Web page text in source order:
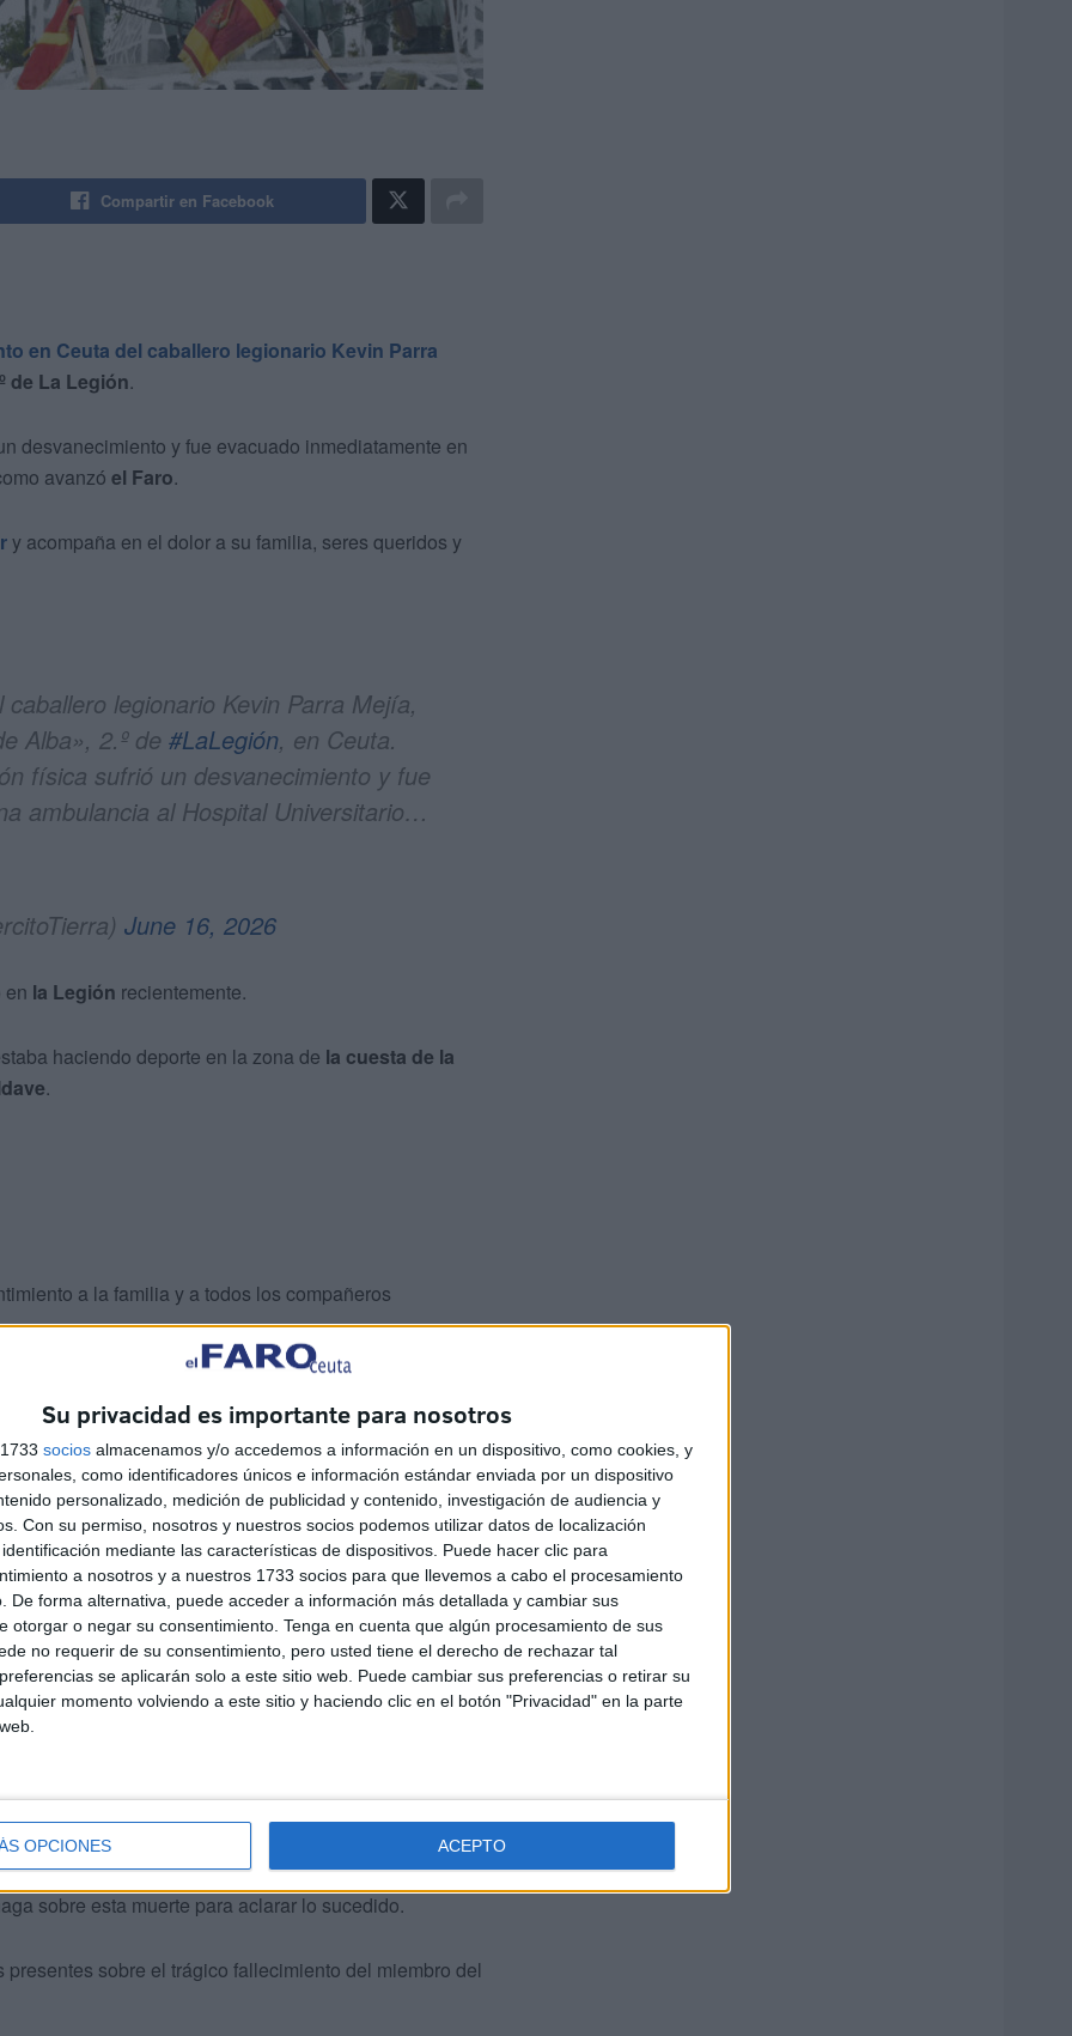
Su privacidad es importante para nosotros
socios almacenamos y/o accedemos a información en un dispositivo, como cookies, y
como identificadores únicos e información estándar enviada por un dispositivo
personalizado, medición de publicidad y contenido, investigación de audiencia y
Con su permiso, nosotros y nuestros socios podemos utilizar datos de localización
mediante las características de dispositivos. Puede hacer clic para
a nosotros y a nuestros 1733 socios para que llevemos a cabo el procesamiento
De forma alternativa, puede acceder a información más detallada y cambiar sus
otorgar o negar su consentimiento. Tenga en cuenta que algún procesamiento de sus
no requerir de su consentimiento, pero usted tiene el derecho de rechazar tal
se aplicarán solo a este sitio web. Puede cambiar sus preferencias o retirar su
momento volviendo a este sitio y haciendo clic en el botón "Privacidad" en la parte
OPCIONES ACEPTO
Compartir en Facebook
en Ceuta del caballero legionario Kevin Parra
de La Legión.
desvanecimiento y fue evacuado inmediatamente en
avanzó el Faro.
y acompaña en el dolor a su familia, seres queridos y
legionario Kevin Parra Mejía,
Alba», 2.º de #LaLegión, en Ceuta.
física sufrió un desvanecimiento y fue
ambulancia al Hospital Universitario…
June 16, 2026
en la Legión recientemente.
haciendo deporte en la zona de la cuesta de la
.
a la familia y a todos los compañeros
el resultado de laautopsiaque será determinante
.
nada se pudo hacer por salvar su vida.
sobre esta muerte para aclarar lo sucedido.
presentes sobre el trágico fallecimiento del miembro del